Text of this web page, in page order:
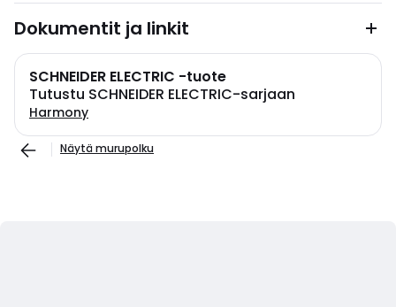
Dokumentit ja linkit
SCHNEIDER ELECTRIC -tuote
Tutustu SCHNEIDER ELECTRIC-sarjaan
Harmony
Näytä murupolku